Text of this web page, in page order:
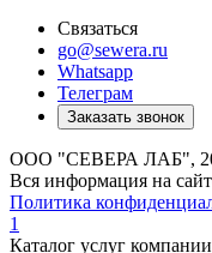
Связаться
go@sewera.ru
Whatsapp
Телеграм
Заказать звонок
ООО "СЕВЕРА ЛАБ",
Вся информация на
Политика
1
Каталог услуг